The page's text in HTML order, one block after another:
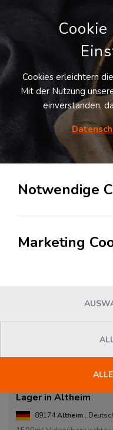
LOGIVISOR
Lagerflächen in
Lager in Altheim
89174Altheim ,
Cookies erleichtern
Mit der Nutzung
einverstanden,
Notwendige
Marketing